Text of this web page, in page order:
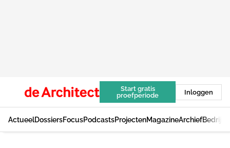
Start gratis
proefperiode
Inloggen
ActueelDossiersFocusPodcastsProjectenMagazineArchief